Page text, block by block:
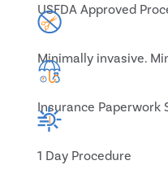
USFDA Approved
Minimally invasive.
Insurance Paperwork
1 Day Procedure